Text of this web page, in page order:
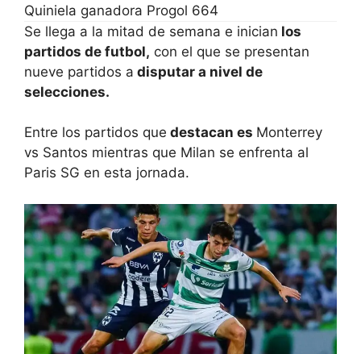
Quiniela ganadora Progol 664
Se llega a la mitad de semana e inician los
partidos de futbol, con el que se presentan
nueve partidos a disputar a nivel de
selecciones.
Entre los partidos que destacan es Monterrey
vs Santos mientras que Milan se enfrenta al
Paris SG en esta jornada.